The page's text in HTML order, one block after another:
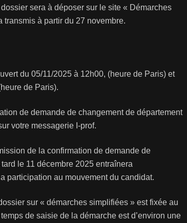
sera à déposer sur le site « Démarches
à partir du 27 novembre.
du 05/11/2025 à 12h00, (heure de Paris) et
de Paris).
de demande de changement de département
votre messagerie I-prof.
de la confirmation de demande de
le 11 décembre 2025 entraînera
participation au mouvement du candidat.
sur « démarches simplifiées » est fixée au
de saisie de la démarche est d’environ une